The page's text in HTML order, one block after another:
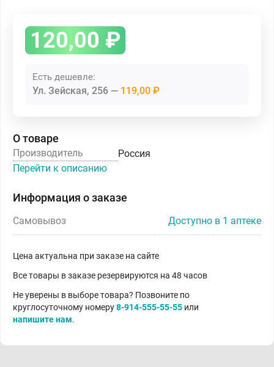
120,00 ₽
Есть дешевле:
Ул. Зейская, 256 119,00 ₽
О товаре
Производитель
Россия
Перейти к описанию
Информация о заказе
Самовывоз Доступно в 1 аптеке
Цена актуальна при заказе на сайте
Все товары в заказе резервируются на 48 часов
Не уверены в выборе товара? Позвоните по
круглосуточному номеру8-914-555-55-55 или
напишите нам.